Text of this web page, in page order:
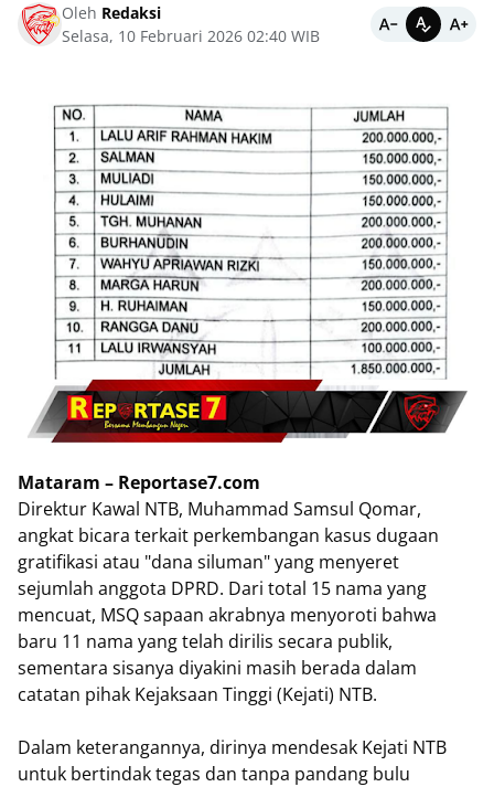
Oleh Redaksi
Selasa, 10 Februari 2026 02:40 WIB
Mataram – Reportase7.com
Direktur Kawal NTB, Muhammad Samsul Qomar,
angkat bicara terkait perkembangan kasus dugaan
gratifikasi atau "dana siluman" yang menyeret
sejumlah anggota DPRD. Dari total 15 nama yang
mencuat, MSQ sapaan akrabnya menyoroti bahwa
baru 11 nama yang telah dirilis secara publik,
sementara sisanya diyakini masih berada dalam
catatan pihak Kejaksaan Tinggi (Kejati) NTB.
​Dalam keterangannya, dirinya mendesak Kejati NTB
untuk bertindak tegas dan tanpa pandang bulu